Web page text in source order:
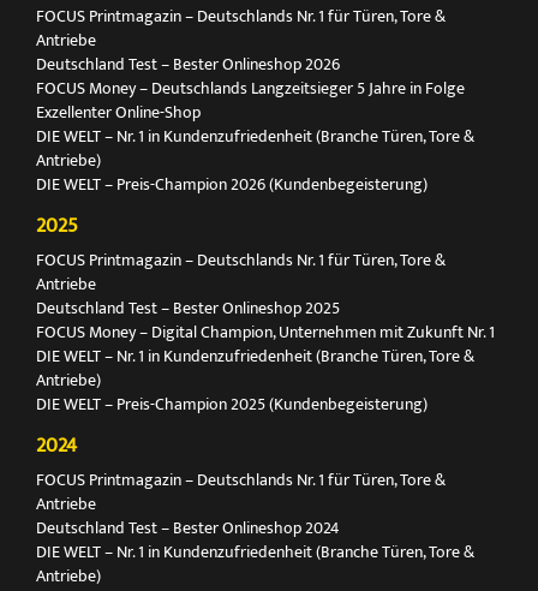
FOCUS Printmagazin – Deutschlands Nr. 1 für Türen, Tore &
Antriebe
Deutschland Test – Bester Onlineshop 2026
FOCUS Money – Deutschlands Langzeitsieger 5 Jahre in Folge
Exzellenter Online-Shop
DIE WELT – Nr. 1 in Kundenzufriedenheit (Branche Türen, Tore &
Antriebe)
DIE WELT – Preis-Champion 2026 (Kundenbegeisterung)
2025
FOCUS Printmagazin – Deutschlands Nr. 1 für Türen, Tore &
Antriebe
Deutschland Test – Bester Onlineshop 2025
FOCUS Money – Digital Champion, Unternehmen mit Zukunft Nr. 1
DIE WELT – Nr. 1 in Kundenzufriedenheit (Branche Türen, Tore &
Antriebe)
DIE WELT – Preis-Champion 2025 (Kundenbegeisterung)
2024
FOCUS Printmagazin – Deutschlands Nr. 1 für Türen, Tore &
Antriebe
Deutschland Test – Bester Onlineshop 2024
DIE WELT – Nr. 1 in Kundenzufriedenheit (Branche Türen, Tore &
Antriebe)